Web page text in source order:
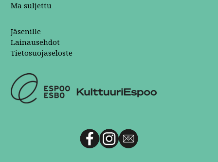
Ma suljettu
Jäsenille
Lainausehdot
Tietosuojaseloste